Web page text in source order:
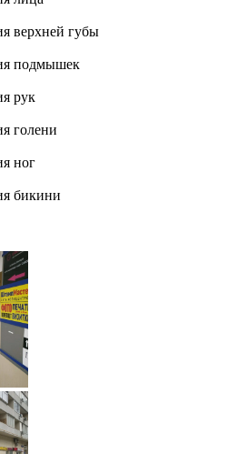
верхней губы
подмышек
рук
голени
ног
бикини